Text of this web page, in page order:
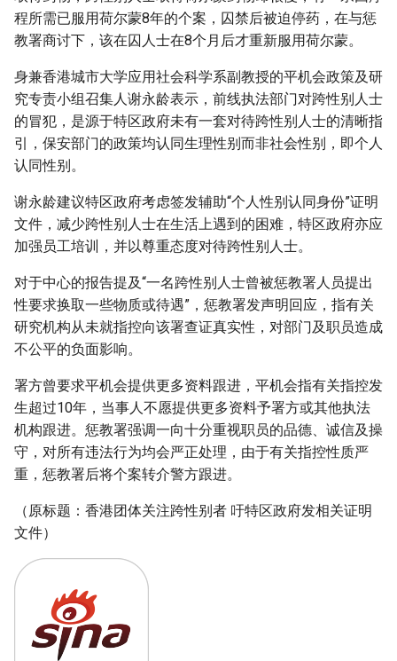
程所需已服用荷尔蒙8年的个案，囚禁后被迫停药，在与惩
教署商讨下，该在囚人士在8个月后才重新服用荷尔蒙。
身兼香港城市大学应用社会科学系副教授的平机会政策及研
究专责小组召集人谢永龄表示，前线执法部门对跨性别人士
的冒犯，是源于特区政府未有一套对待跨性别人士的清晰指
引，保安部门的政策均认同生理性别而非社会性别，即个人
认同性别。
谢永龄建议特区政府考虑签发辅助“个人性别认同身份”证明
文件，减少跨性别人士在生活上遇到的困难，特区政府亦应
加强员工培训，并以尊重态度对待跨性别人士。
对于中心的报告提及“一名跨性别人士曾被惩教署人员提出
性要求换取一些物质或待遇”，惩教署发声明回应，指有关
研究机构从未就指控向该署查证真实性，对部门及职员造成
不公平的负面影响。
署方曾要求平机会提供更多资料跟进，平机会指有关指控发
生超过10年，当事人不愿提供更多资料予署方或其他执法
机构跟进。惩教署强调一向十分重视职员的品德、诚信及操
守，对所有违法行为均会严正处理，由于有关指控性质严
重，惩教署后将个案转介警方跟进。
（原标题：香港团体关注跨性别者 吁特区政府发相关证明
文件）